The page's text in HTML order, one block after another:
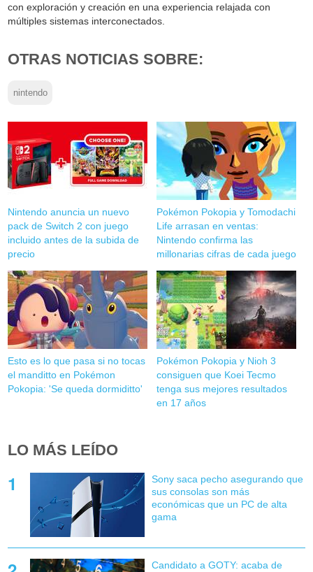
con exploración y creación en una experiencia relajada con
múltiples sistemas interconectados.
OTRAS NOTICIAS SOBRE:
nintendo
Nintendo anuncia un nuevo
pack de Switch 2 con juego
incluido antes de la subida de
precio
Pokémon Pokopia y Tomodachi
Life arrasan en ventas:
Nintendo confirma las
millonarias cifras de cada juego
Esto es lo que pasa si no tocas
el manditto en Pokémon
Pokopia: 'Se queda dormiditto'
Pokémon Pokopia y Nioh 3
consiguen que Koei Tecmo
tenga sus mejores resultados
en 17 años
LO MÁS LEÍDO
Sony saca pecho asegurando que
sus consolas son más
económicas que un PC de alta
gama
Candidato a GOTY: acaba de